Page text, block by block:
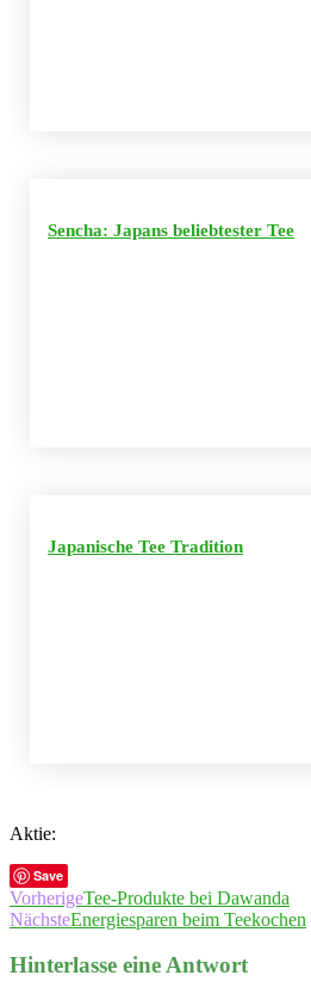
Sencha: Japans beliebtester Tee
Japanische Tee Tradition
Aktie:
Save
VorherigeTee-Produkte bei Dawanda
NächsteEnergiesparen beim Teekochen
Hinterlasse eine Antwort